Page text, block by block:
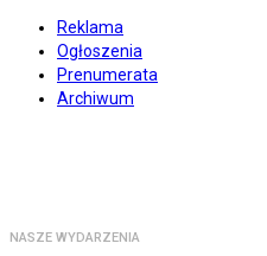
Reklama
Ogłoszenia
Prenumerata
Archiwum
NASZE WYDARZENIA